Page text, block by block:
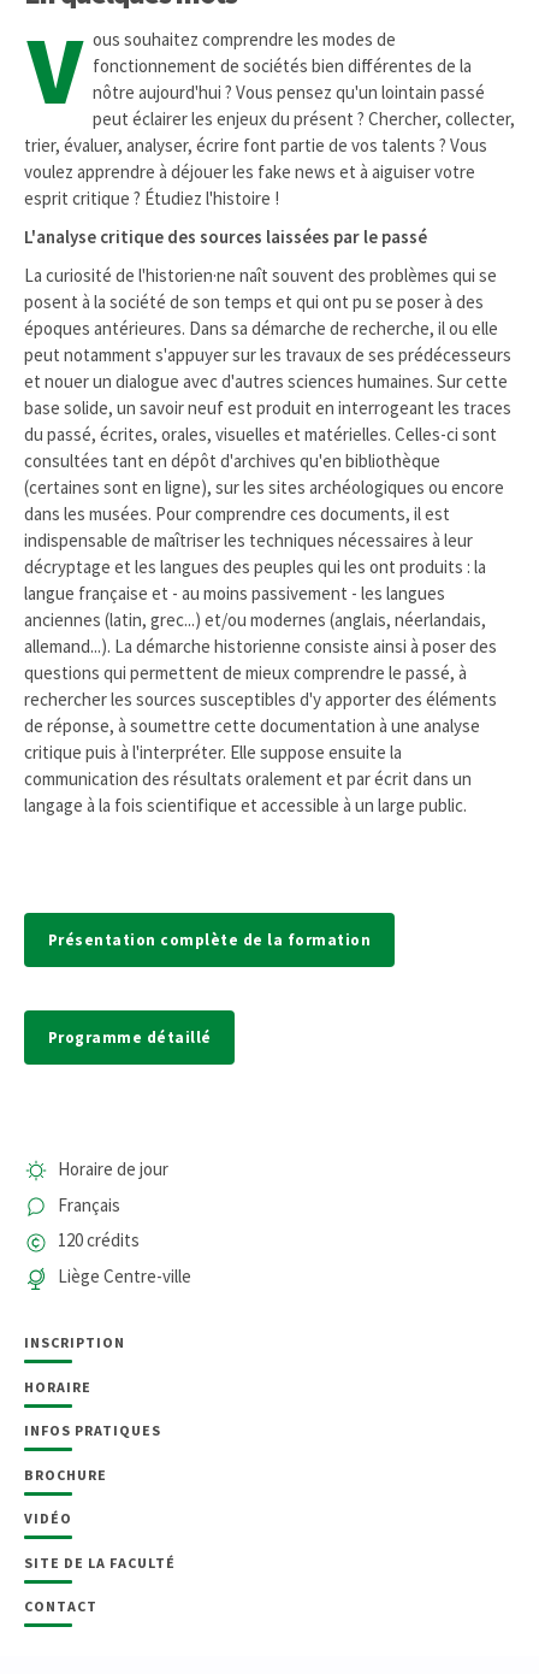
V ous souhaitez comprendre les modes de
fonctionnement de sociétés bien différentes de la
nôtre aujourd'hui ? Vous pensez qu'un lointain passé
peut éclairer les enjeux du présent ? Chercher, collecter,
trier, évaluer, analyser, écrire font partie de vos talents ? Vous
voulez apprendre à déjouer les fake news et à aiguiser votre
esprit critique ? Étudiez l'histoire !
L'analyse critique des sources laissées par le passé
La curiosité de l'historien·ne naît souvent des problèmes qui se
posent à la société de son temps et qui ont pu se poser à des
époques antérieures. Dans sa démarche de recherche, il ou elle
peut notamment s'appuyer sur les travaux de ses prédécesseurs
et nouer un dialogue avec d'autres sciences humaines. Sur cette
base solide, un savoir neuf est produit en interrogeant les traces
du passé, écrites, orales, visuelles et matérielles. Celles-ci sont
consultées tant en dépôt d'archives qu'en bibliothèque
(certaines sont en ligne), sur les sites archéologiques ou encore
dans les musées. Pour comprendre ces documents, il est
indispensable de maîtriser les techniques nécessaires à leur
décryptage et les langues des peuples qui les ont produits : la
langue française et - au moins passivement - les langues
anciennes (latin, grec...) et/ou modernes (anglais, néerlandais,
allemand...). La démarche historienne consiste ainsi à poser des
questions qui permettent de mieux comprendre le passé, à
rechercher les sources susceptibles d'y apporter des éléments
de réponse, à soumettre cette documentation à une analyse
critique puis à l'interpréter. Elle suppose ensuite la
communication des résultats oralement et par écrit dans un
langage à la fois scientifique et accessible à un large public.
Présentation complète de la formation
Programme détaillé
Horaire de jour
Français
120 crédits
Liège Centre-ville
INSCRIPTION
HORAIRE
INFOS PRATIQUES
BROCHURE
VIDÉO
SITE DE LA FACULTÉ
CONTACT